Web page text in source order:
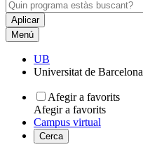
Menú
UB
Universitat de Barcelona
Afegir a favorits
Afegir a favorits
Campus virtual
Cerca